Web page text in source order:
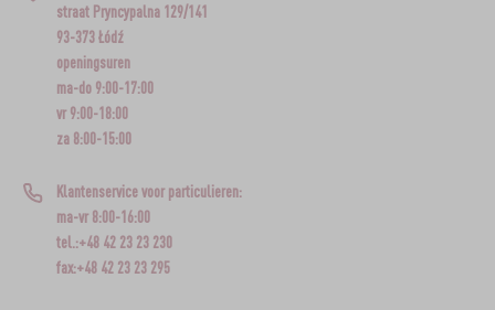
straat Pryncypalna 129/141
93-373 Łódź
openingsuren
ma-do 9:00-17:00
vr 9:00-18:00
za 8:00-15:00
Klantenservice voor particulieren:
ma-vr 8:00-16:00
tel.:+48 42 23 23 230
fax:+48 42 23 23 295